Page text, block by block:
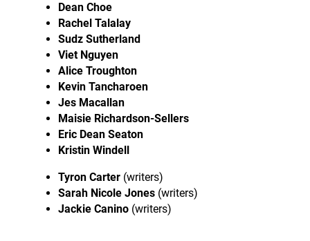
Dean Choe
Rachel Talalay
Sudz Sutherland
Viet Nguyen
Alice Troughton
Kevin Tancharoen
Jes Macallan
Maisie Richardson-Sellers
Eric Dean Seaton
Kristin Windell
Tyron Carter(writers)
Sarah Nicole Jones(writers)
Jackie Canino(writers)